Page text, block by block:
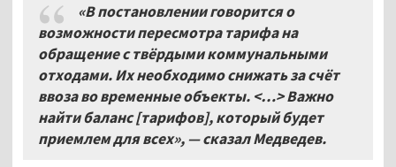
«В постановлении говорится о
возможности пересмотра тарифа на
обращение с твёрдыми коммунальными
отходами. Их необходимо снижать за счёт
ввоза во временные объекты. <…> Важно
найти баланс [тарифов], который будет
приемлем для всех», — сказал Медведев.